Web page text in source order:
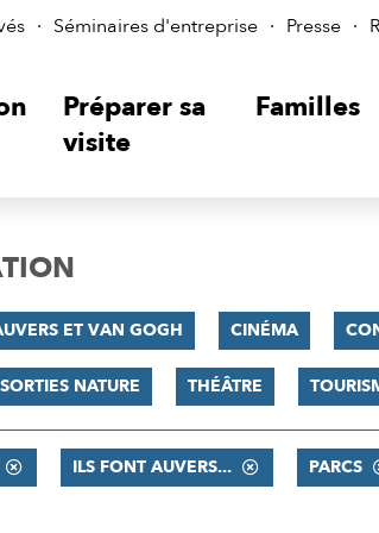
Séminaires d'entreprise Presse
Préparer sa
visite
Familles
ET VAN GOGH CINÉMA
SORTIES NATURE THÉÂTRE
ILS FONT AUVERS... PARCS